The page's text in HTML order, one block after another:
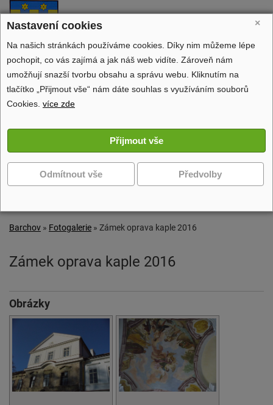
Barchov
oficiální stránky obce
Obecní úřad
Volný čas
Zobrazit další navigaci
Barchov » Fotogalerie » Zámek oprava kaple 2016
Zámek oprava kaple 2016
Obrázky
×
Nastavení cookies
Na našich stránkách používáme cookies. Díky nim můžeme lépe
pochopit, co vás zajímá a jak náš web vidíte. Zároveň nám
umožňují snazší tvorbu obsahu a správu webu. Kliknutím na
tlačítko „Přijmout vše“ nám dáte souhlas s využíváním souborů
Cookies. více zde